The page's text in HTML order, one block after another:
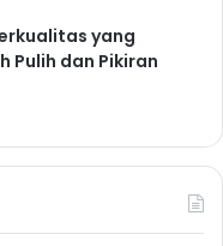
Seimbang
dan Produktif